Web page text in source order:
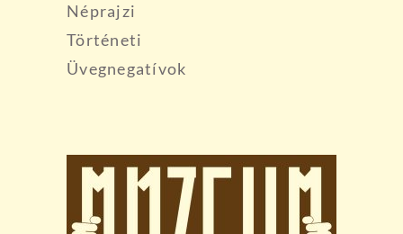
Néprajzi
Történeti
Üvegnegatívok